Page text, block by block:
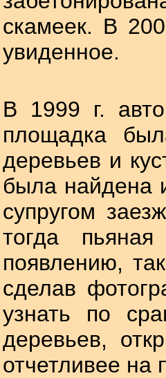
скамеек. В
увиденное.
В 1999 г.
площадка
деревьев и
была найдена
супругом
тогда
появлению,
сделав
узнать по
деревьев,
отчетливее на